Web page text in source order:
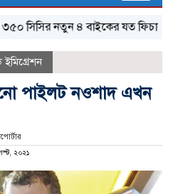
নতুন ৪ বাইকের যত ফিচার
পাইলট নওশাদ এখন
২০২১